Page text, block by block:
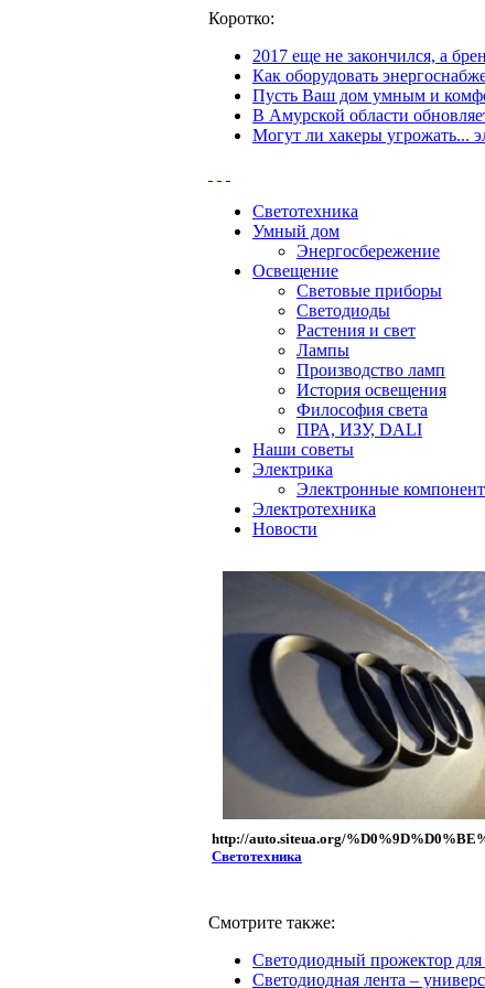
Коротко:
2017 еще не закончился, а
Как оборудовать
Пусть Ваш дом умным и
В Амурской области
Могут ли хакеры угрожать...
Светотехника
Умный дом
Энергосбережение
Освещение
Световые приборы
Светодиоды
Растения и свет
Лампы
Производство ламп
История освещения
Философия света
ПРА, ИЗУ, DALI
Наши советы
Электрика
Электронные
Электротехника
Новости
http://auto.siteua.org/
Светотехника
Смотрите также:
Светодиодный прожектор
Светодиодная лента –